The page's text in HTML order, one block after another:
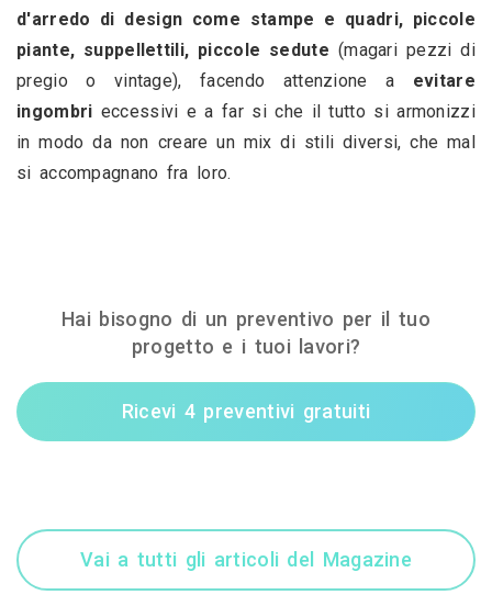
d'arredo di design come stampe e quadri, piccole
piante, suppellettili, piccole sedute (magari pezzi di
pregio o vintage), facendo attenzione a evitare
ingombri eccessivi e a far si che il tutto si armonizzi
in modo da non creare un mix di stili diversi, che mal
si accompagnano fra loro.
Hai bisogno di un preventivo per il tuo
progetto e i tuoi lavori?
Ricevi 4 preventivi gratuiti
Vai a tutti gli articoli del Magazine